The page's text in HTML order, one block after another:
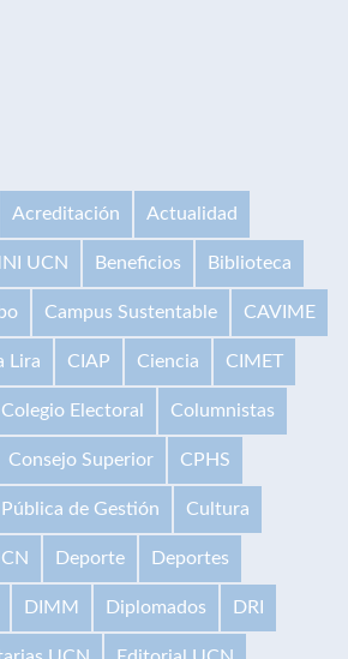
Acreditación Actualidad
UCN Beneficios Biblioteca
Campus Sustentable CAVIME
Lira CIAP Ciencia CIMET
Colegio Electoral Columnistas
Consejo Superior CPHS
de Gestión Cultura
Deporte Deportes
DIMM Diplomados DRI